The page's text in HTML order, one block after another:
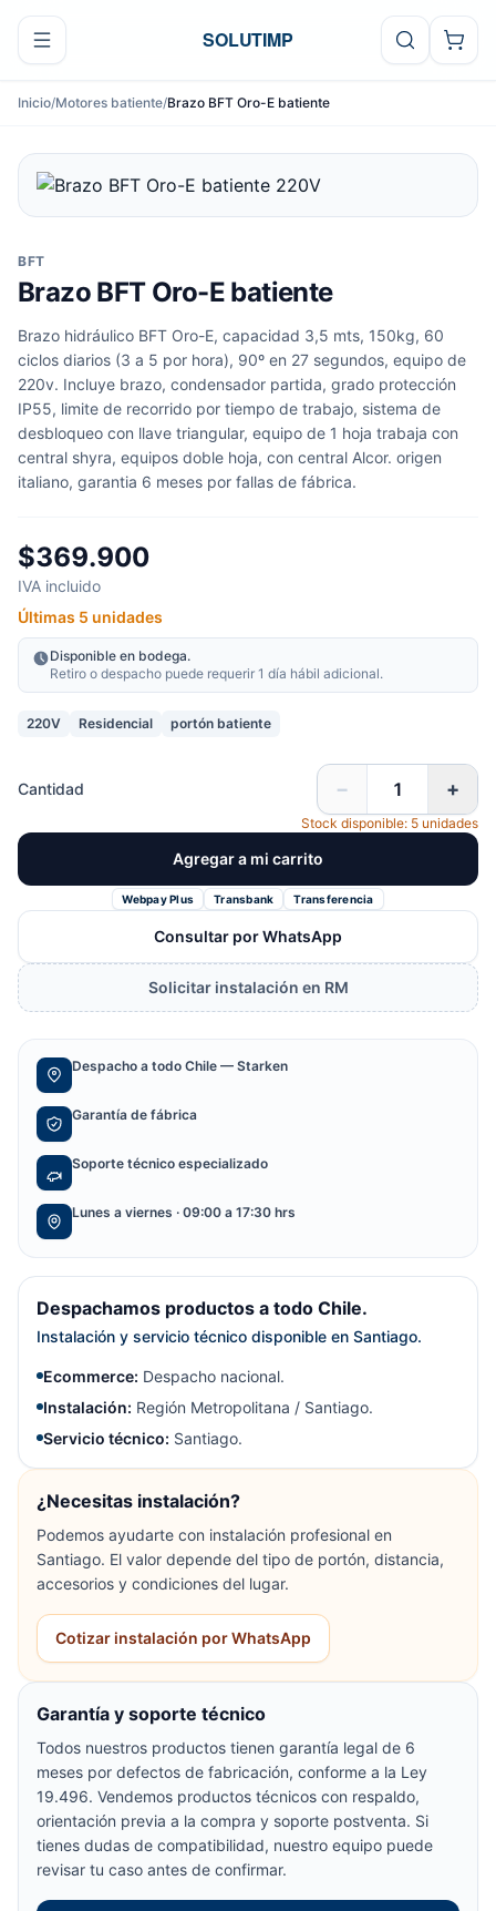
Ir al contenido
SOLUTIMP
Inicio/Motores batiente/Brazo BFT Oro-E batiente
BFT
Brazo BFT Oro-E batiente
Brazo hidráulico BFT Oro-E, capacidad 3,5 mts, 150kg, 60
ciclos diarios (3 a 5 por hora), 90º en 27 segundos, equipo de
220v. Incluye brazo, condensador partida, grado protección
IP55, limite de recorrido por tiempo de trabajo, sistema de
desbloqueo con llave triangular, equipo de 1 hoja trabaja con
central shyra, equipos doble hoja, con central Alcor. origen
italiano, garantia 6 meses por fallas de fábrica.
$369.900
IVA incluido
Últimas 5 unidades
Disponible en bodega.
Retiro o despacho puede requerir 1 día hábil adicional.
220V Residencial portón batiente
Cantidad − +
Stock disponible: 5 unidades
Agregar a mi carrito
Webpay Plus Transbank Transferencia
Consultar por WhatsApp
Solicitar instalación en RM
Despacho a todo Chile — Starken
Garantía de fábrica
Soporte técnico especializado
Lunes a viernes · 09:00 a 17:30 hrs
Despachamos productos a todo Chile.
Instalación y servicio técnico disponible en Santiago.
Ecommerce: Despacho nacional.
Instalación: Región Metropolitana / Santiago.
Servicio técnico: Santiago.
¿Necesitas instalación?
Podemos ayudarte con instalación profesional en
Santiago. El valor depende del tipo de portón, distancia,
accesorios y condiciones del lugar.
Cotizar instalación por WhatsApp
Garantía y soporte técnico
Todos nuestros productos tienen garantía legal de 6
meses por defectos de fabricación, conforme a la Ley
19.496. Vendemos productos técnicos con respaldo,
orientación previa a la compra y soporte postventa. Si
tienes dudas de compatibilidad, nuestro equipo puede
revisar tu caso antes de confirmar.